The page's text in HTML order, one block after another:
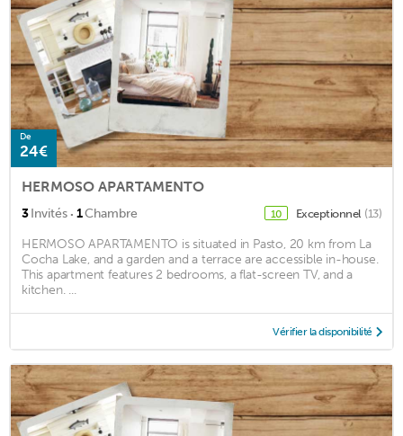
De
24€
HERMOSO APARTAMENTO
3Invités · 1Chambre 10 Exceptionnel (13)
HERMOSO APARTAMENTO is situated in Pasto, 20 km from La
Cocha Lake, and a garden and a terrace are accessible in-house.
This apartment features 2 bedrooms, a flat-screen TV, and a
kitchen. ...
Vérifier la disponibilité